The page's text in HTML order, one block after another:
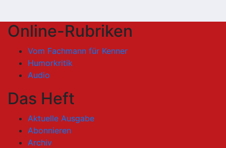
Online-Rubriken
Vom Fachmann für Kenner
Humorkritik
Audio
Das Heft
Aktuelle Ausgabe
Abonnieren
Archiv